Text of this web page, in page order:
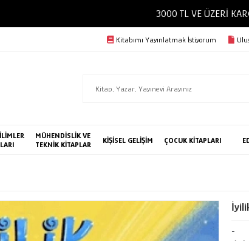
3000 TL VE ÜZERİ
Kitabımı Yayınlatmak İstiyorum
MÜHENDİSLİK VE
TEKNİK KİTAPLAR
KİŞİSEL GELİŞİM ÇOCUK KİTAPLARI
-